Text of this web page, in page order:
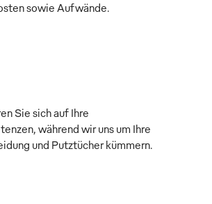
sowie Aufwände.
Sie sich auf Ihre
während wir uns um Ihre
und Putztücher kümmern.